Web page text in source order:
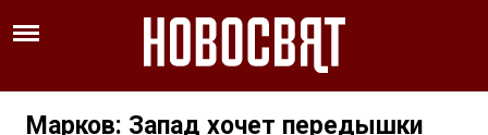
Марков: Запад хочет передышки